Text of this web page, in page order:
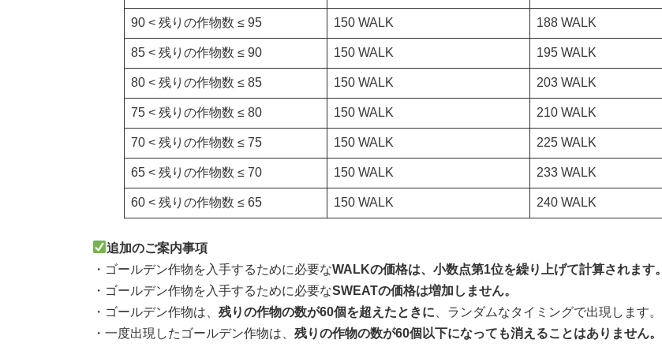
90 < 残りの作物数 ≤ 95 150 WALK 188 WALK
85 < 残りの作物数 ≤ 90 150 WALK 195 WALK
80 < 残りの作物数 ≤ 85 150 WALK 203 WALK
75 < 残りの作物数 ≤ 80 150 WALK 210 WALK
70 < 残りの作物数 ≤ 75 150 WALK 225 WALK
65 < 残りの作物数 ≤ 70 150 WALK 233 WALK
60 < 残りの作物数 ≤ 65 150 WALK 240 WALK
追加のご案内事項
・ゴールデン作物を入手するために必要なWALKの価格は、小数点第1位を繰り上げて計算されます。
・ゴールデン作物を入手するために必要なSWEATの価格は増加しません。
・ゴールデン作物は、 残りの作物の数が60個を超えたときに 、ランダムなタイミングで出現します。
・一度出現したゴールデン作物は、 残りの作物の数が60個以下になっても消えることはありません。